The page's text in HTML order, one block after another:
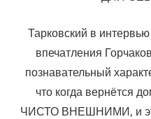
Тарковский в
впечатления
познавательный
что когда вернётся
ЧИСТО ВНЕШНИМИ, и